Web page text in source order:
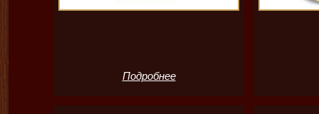
Подробнее